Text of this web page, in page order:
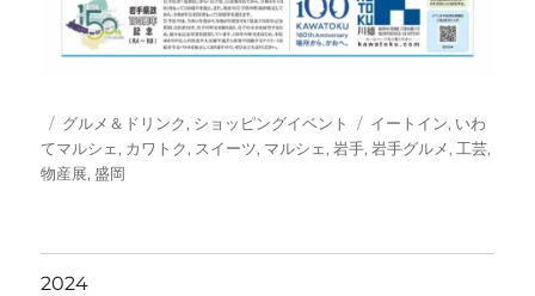
投
稿
日:
カ
テ
ゴ
グルメ＆ドリンク, ショッピングイベント
タ
グ
イートイン, いわ
てマルシェ, カワトク, スイーツ, マルシェ,岩手,岩手グルメ, 工芸,
物産展,盛岡
2024